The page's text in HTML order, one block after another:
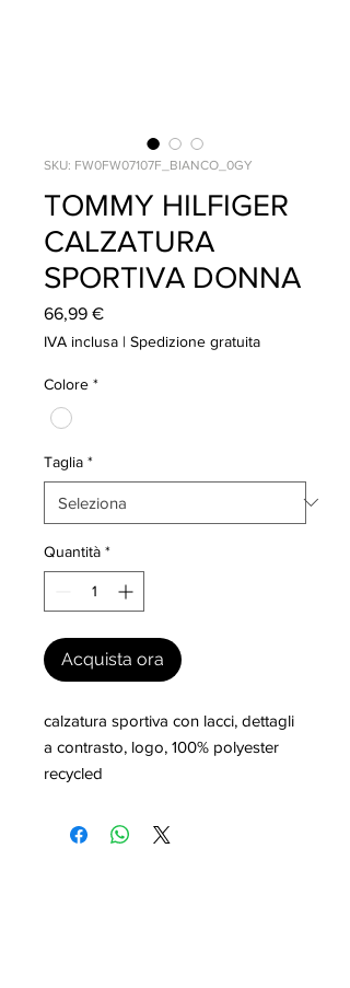
SKU: FW0FW07107F_BIANCO_0GY
TOMMY HILFIGER
CALZATURA
SPORTIVA DONNA
66,99 €Prezzo
IVA inclusa | Spedizione gratuita
Colore *
Taglia *
Quantità *
Acquista ora
calzatura sportiva con lacci, dettagli
a contrasto, logo, 100% polyester
recycled